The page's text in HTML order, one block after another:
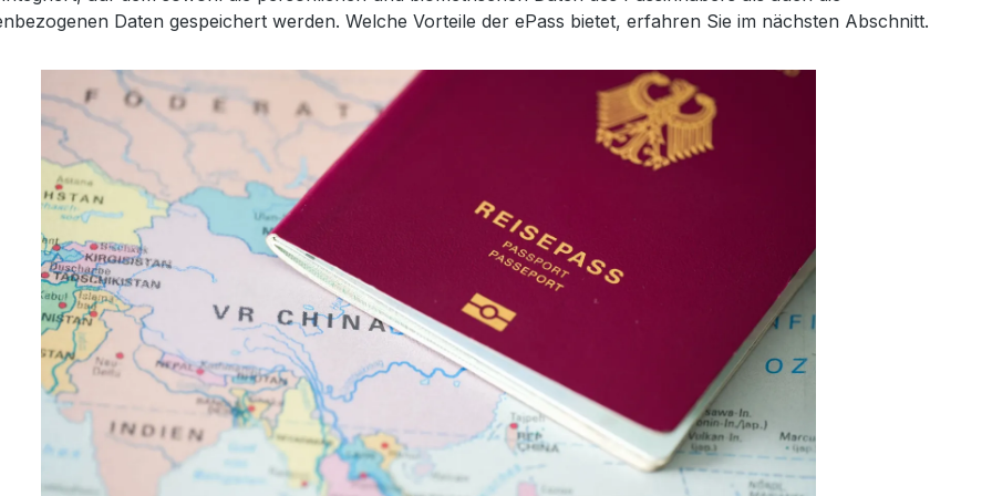
Daten gespeichert werden. Welche Vorteile der ePass bietet, erfahren Sie im nächsten Abschnitt.